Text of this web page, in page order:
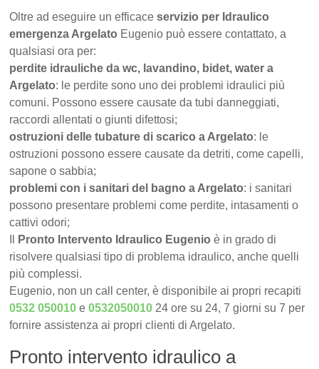
Oltre ad eseguire un efficaceservizio per Idraulico
emergenza Argelato Eugenio può essere contattato, a
qualsiasi ora per:
perdite idrauliche da wc, lavandino, bidet, water a
Argelato: le perdite sono uno dei problemi idraulici più
comuni. Possono essere causate da tubi danneggiati,
raccordi allentati o giunti difettosi;
ostruzioni delle tubature di scarico a Argelato: le
ostruzioni possono essere causate da detriti, come capelli,
sapone o sabbia;
problemi con i sanitari del bagno a Argelato: i sanitari
possono presentare problemi come perdite, intasamenti o
cattivi odori;
Pronto Intervento Idraulico Eugenio è in grado di
risolvere qualsiasi tipo di problema idraulico, anche quelli
più complessi.
Eugenio, non un call center, è disponibile ai propri recapiti
0532 050010 e0532050010 24 ore su 24, 7 giorni su 7 per
fornire assistenza ai propri clienti di Argelato.
Pronto intervento idraulico a